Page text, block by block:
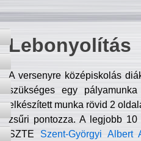
Lebonyolítás
A versenyre középiskolás
szükséges egy
elkészített munka rövid 2
zsűri pontozza. A legjobb
SZTE Szent-Györgyi Albert